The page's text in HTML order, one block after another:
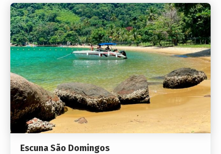
Escuna São Domingos